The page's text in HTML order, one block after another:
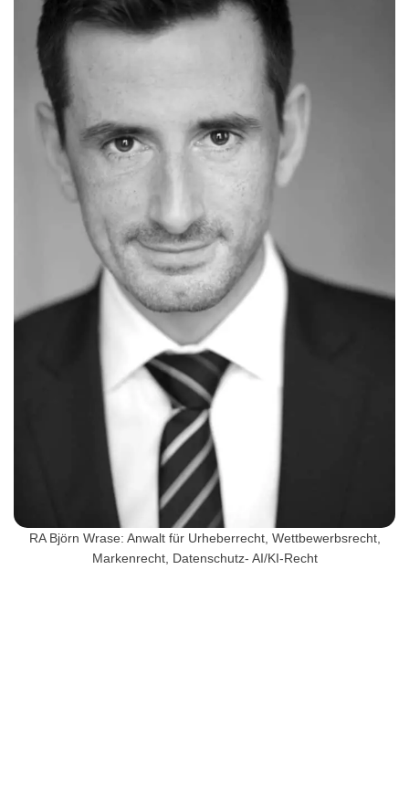
RA Björn Wrase: Anwalt für Urheberrecht, Wettbewerbsrecht,
Markenrecht, Datenschutz- AI/KI-Recht